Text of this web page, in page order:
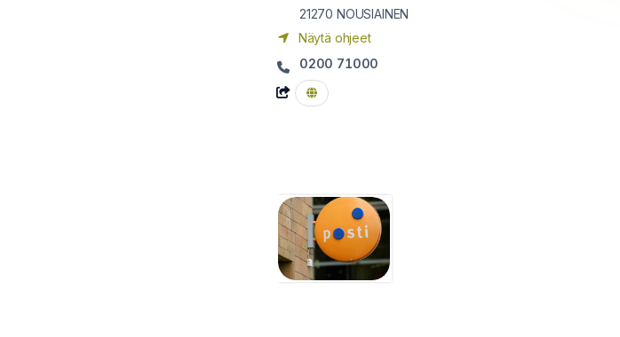
21270 NOUSIAINEN
Näytä ohjeet
0200 71000